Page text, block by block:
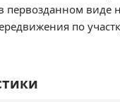
первозданном виде
по